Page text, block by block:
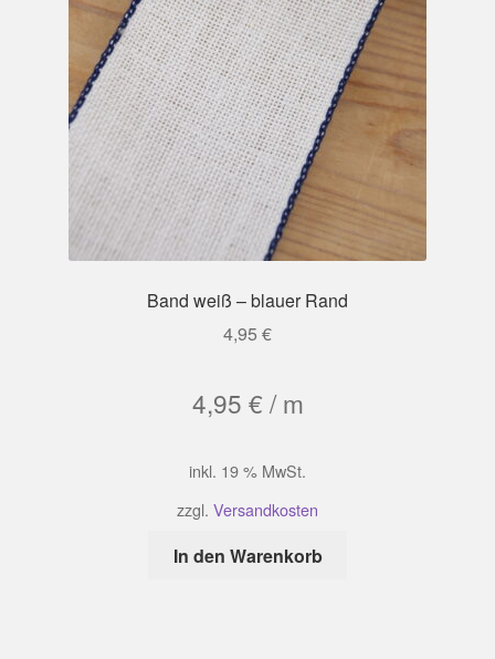
Band weiß – blauer Rand
4,95 €
4,95 € /m
inkl. 19 % MwSt.
zzgl. Versandkosten
In den Warenkorb